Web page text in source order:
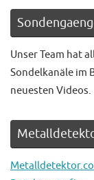
Unser Team hat
Sondelkanäle im
neuesten Videos.